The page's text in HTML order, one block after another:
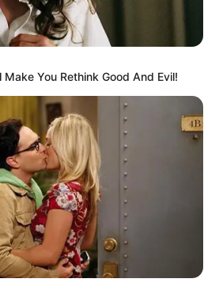
son simples encuentros.
You Rethink Good And Evil!